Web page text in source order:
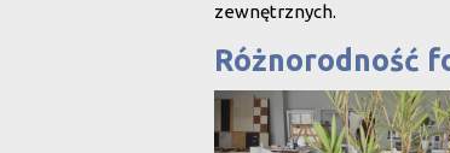
zewnętrznych.
Różnorodność